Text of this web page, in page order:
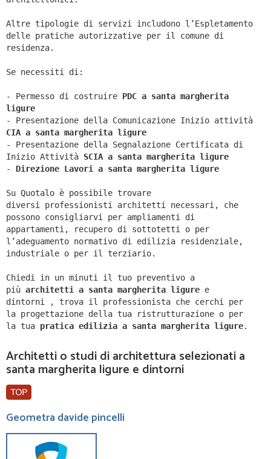
Altre tipologie di servizi includono l’Espletamento
delle pratiche autorizzative per il comune di
residenza.
Se necessiti di:
- Permesso di costruire PDC a santa margherita
ligure
- Presentazione della Comunicazione Inizio attività
CIA a santa margherita ligure
- Presentazione della Segnalazione Certificata di
Inizio Attività SCIA a santa margherita ligure
- Direzione Lavori a santa margherita ligure
Su Quotalo è possibile trovare
diversi professionisti architetti necessari, che
possono consigliarvi per ampliamenti di
appartamenti, recupero di sottotetti o per
l’adeguamento normativo di edilizia residenziale,
industriale o per il terziario.
Chiedi in un minuti il tuo preventivo a
più architetti a santa margherita ligure e
dintorni ,
trova il professionista che cerchi per
la progettazione della tua ristrutturazione o per
la tua pratica edilizia a santa margherita ligure.
Architetti o studi di architettura selezionati a
santa margherita ligure e dintorni
Geometra davide pincelli